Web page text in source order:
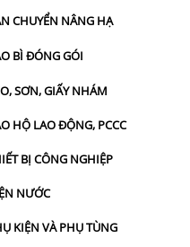
CHUYỂN NÂNG HẠ
BÌ ĐÓNG GÓI
SƠN, GIẤY NHÁM
HỘ LAO ĐỘNG, PCCC
BỊ CÔNG NGHIỆP
NƯỚC
KIỆN VÀ PHỤ TÙNG